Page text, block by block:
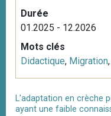
Durée
01.2025 - 12.2026
Mots clés
Didactique, Migration,
L'adaptation en crèche
ayant une faible